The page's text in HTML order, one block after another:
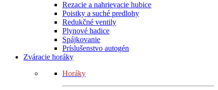
Rezacie a nahrievacie hubice
Poistky a suché predlohy
Redukčné ventily
Plynové hadice
Spájkovanie
Príslušenstvo autogén
Zváracie horáky
Horáky